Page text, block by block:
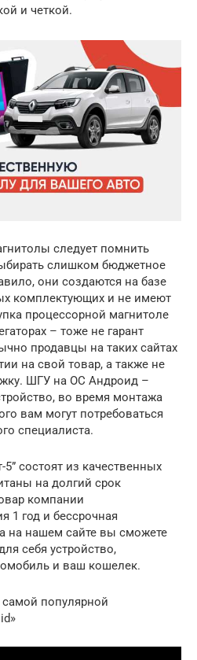
и четкой.
следует помнить
слишком бюджетное
они создаются на базе
комплектующих и не имеют
процессорной магнитоле
– тоже не гарант
продавцы на таких сайтах
на свой товар, а также не
ШГУ на ОС Андроид –
во время монтажа
вам могут потребоваться
специалиста.
состоят из качественных
на долгий срок
компании
1 год и бессрочная
на нашем сайте вы сможете
себя устройство,
и ваш кошелек.
популярной